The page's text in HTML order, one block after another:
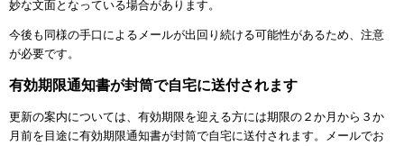
妙な文面となっている場合があります。
今後も同様の手口によるメールが出回り続ける可能性があるため、注意
が必要です。
有効期限通知書が封筒で自宅に送付されます
更新の案内については、有効期限を迎える方には期限の２か月から３か
月前を目途に有効期限通知書が封筒で自宅に送付されます。メールでお